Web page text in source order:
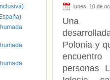
lunes, 10 de
Una
Polonia y
personas